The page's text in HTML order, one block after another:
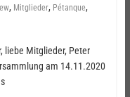
, Mitglieder, Pétanque,
liebe Mitglieder, Peter
am 14.11.2020